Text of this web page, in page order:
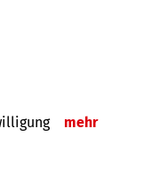
mehr